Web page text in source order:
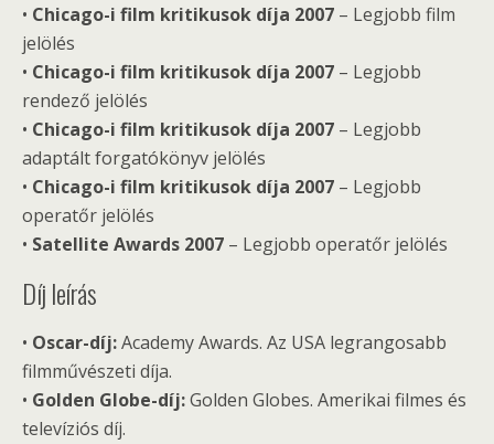
• Chicago-i film kritikusok díja 2007 – Legjobb film
jelölés
• Chicago-i film kritikusok díja 2007 – Legjobb
rendező jelölés
• Chicago-i film kritikusok díja 2007 – Legjobb
adaptált forgatókönyv jelölés
• Chicago-i film kritikusok díja 2007 – Legjobb
operatőr jelölés
• Satellite Awards 2007 – Legjobb operatőr jelölés
Díj leírás
• Oscar-díj:Academy Awards. Az USA legrangosabb
filmművészeti díja.
• Golden Globe-díj:Golden Globes. Amerikai filmes és
televíziós díj.